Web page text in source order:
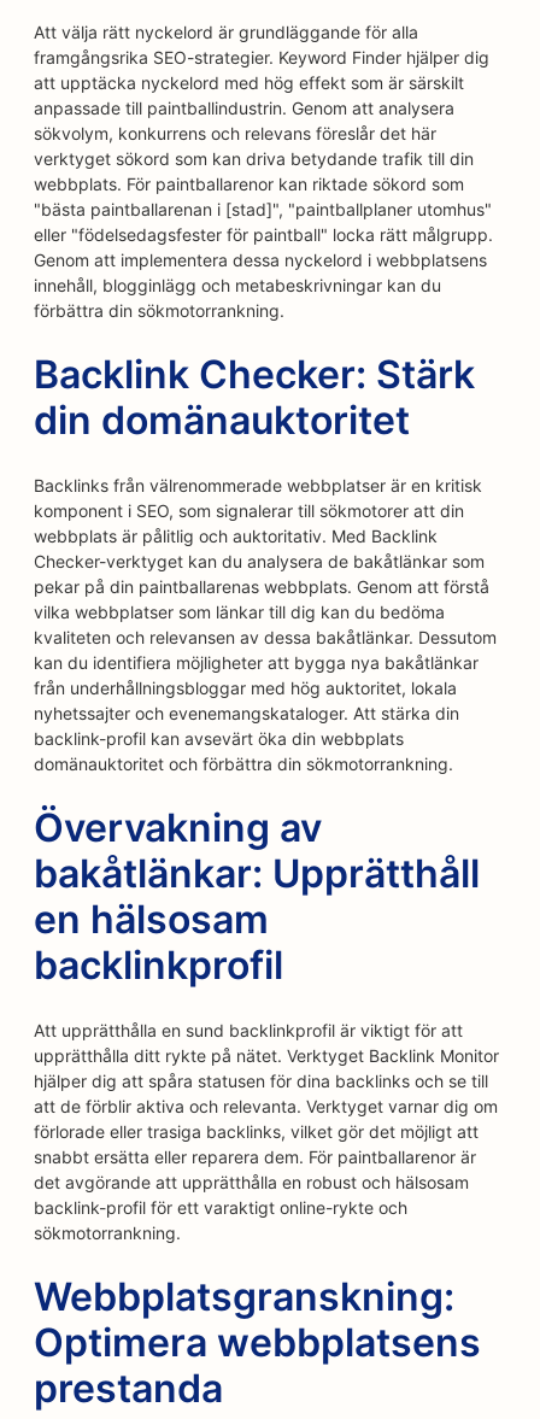
Att välja rätt nyckelord är grundläggande för alla
framgångsrika SEO-strategier. Keyword Finder hjälper dig
att upptäcka nyckelord med hög effekt som är särskilt
anpassade till paintballindustrin. Genom att analysera
sökvolym, konkurrens och relevans föreslår det här
verktyget sökord som kan driva betydande trafik till din
webbplats. För paintballarenor kan riktade sökord som
"bästa paintballarenan i [stad]", "paintballplaner utomhus"
eller "födelsedagsfester för paintball" locka rätt målgrupp.
Genom att implementera dessa nyckelord i webbplatsens
innehåll, blogginlägg och metabeskrivningar kan du
förbättra din sökmotorrankning.
Backlink Checker: Stärk
din domänauktoritet
Backlinks från välrenommerade webbplatser är en kritisk
komponent i SEO, som signalerar till sökmotorer att din
webbplats är pålitlig och auktoritativ. Med Backlink
Checker-verktyget kan du analysera de bakåtlänkar som
pekar på din paintballarenas webbplats. Genom att förstå
vilka webbplatser som länkar till dig kan du bedöma
kvaliteten och relevansen av dessa bakåtlänkar. Dessutom
kan du identifiera möjligheter att bygga nya bakåtlänkar
från underhållningsbloggar med hög auktoritet, lokala
nyhetssajter och evenemangskataloger. Att stärka din
backlink-profil kan avsevärt öka din webbplats
domänauktoritet och förbättra din sökmotorrankning.
Övervakning av
bakåtlänkar: Upprätthåll
en hälsosam
backlinkprofil
Att upprätthålla en sund backlinkprofil är viktigt för att
upprätthålla ditt rykte på nätet. Verktyget Backlink Monitor
hjälper dig att spåra statusen för dina backlinks och se till
att de förblir aktiva och relevanta. Verktyget varnar dig om
förlorade eller trasiga backlinks, vilket gör det möjligt att
snabbt ersätta eller reparera dem. För paintballarenor är
det avgörande att upprätthålla en robust och hälsosam
backlink-profil för ett varaktigt online-rykte och
sökmotorrankning.
Webbplatsgranskning:
Optimera webbplatsens
prestanda